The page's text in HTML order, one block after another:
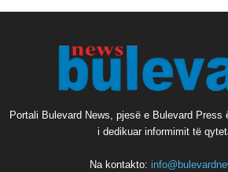
Portali Bulevard News, pjesë e Bulevard Press
i dedikuar informimit të
Na kontakto: